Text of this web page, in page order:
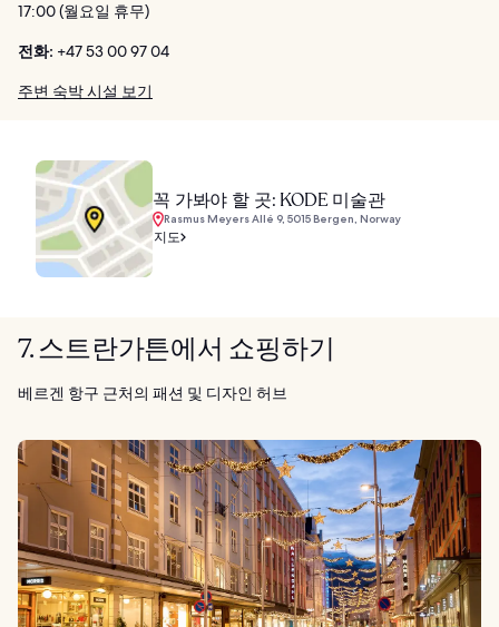
17:00 (월요일 휴무)
전화: +47 53 00 97 04
주변 숙박 시설 보기
꼭 가봐야 할 곳: KODE 미술관
Rasmus Meyers Allé 9, 5015 Bergen, Norway
지도
7. 스트란가튼에서 쇼핑하기
베르겐 항구 근처의 패션 및 디자인 허브